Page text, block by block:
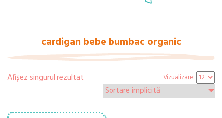
cardigan bebe bumbac organic
Afișez singurul rezultat Vizualizare: